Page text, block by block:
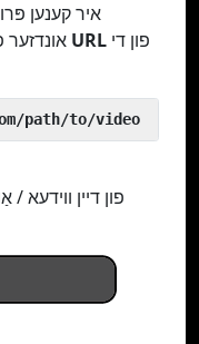
איר קענען
URL